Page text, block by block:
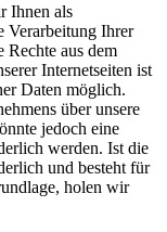
Ihnen als
Verarbeitung Ihrer
Rechte aus dem
Internetseiten ist
Daten möglich.
über unsere
jedoch eine
werden. Ist die
und besteht für
holen wir